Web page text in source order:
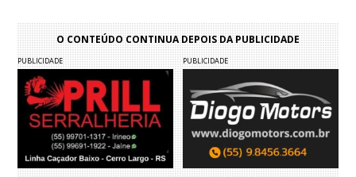
O CONTEÚDO CONTINUA DEPOIS DA PUBLICIDADE
PUBLICIDADE PUBLICIDADE